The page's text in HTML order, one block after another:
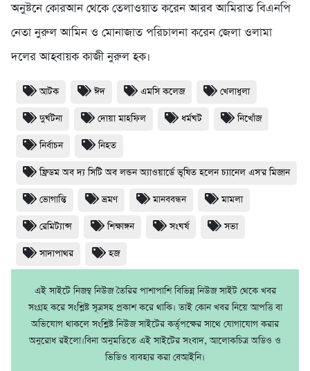
অনুষ্টনে কোরআন থেকে তেলাওয়াত করেন আরব আমিরাত বিএনপি
নেতা নুরুল আমিন ও মোনাজাত পরিচালনা করেন জেলা ওলামা
দলের আহবায়ক কাজী নুরুল হক।
আটক ঈদ এমসি কলেজ খেলাধুলা
দুর্ঘটনা দোয়া মাহফিল ধর্মঘট নিখোঁজ
নির্বাচন নিহত
ফ্রিডম অব দ্য সিটি অব লন্ডন অ্যাওয়ার্ডে ভূষিত হলেন চ্যানেল এস'র মিজান
ভোগান্তি ভ্রমণ মানববন্ধন মামলা
রেমিট্যান্স শিক্ষাঙ্গন সংঘর্ষ সভা
সাদাপাথর হজ
এই সাইটে নিজম্ব নিউজ তৈরির পাশাপাশি বিভিন্ন নিউজ সাইট থেকে খবর
সংগ্রহ করে সংশ্লিষ্ট সূত্রসহ প্রকাশ করে থাকি। তাই কোন খবর নিয়ে আপত্তি বা
অভিযোগ থাকলে সংশ্লিষ্ট নিউজ সাইটের কর্তৃপক্ষের সাথে যোগাযোগ করার
অনুরোধ রইলো।বিনা অনুমতিতে এই সাইটের সংবাদ, আলোকচিত্র অডিও ও
ভিডিও ব্যবহার করা বেআইনি।